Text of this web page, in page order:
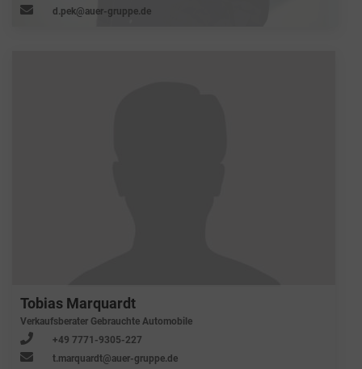
d.pek@auer-gruppe.de
Tobias Marquardt
Verkaufsberater Gebrauchte Automobile
+49 7771-9305-227
t.marquardt@auer-gruppe.de